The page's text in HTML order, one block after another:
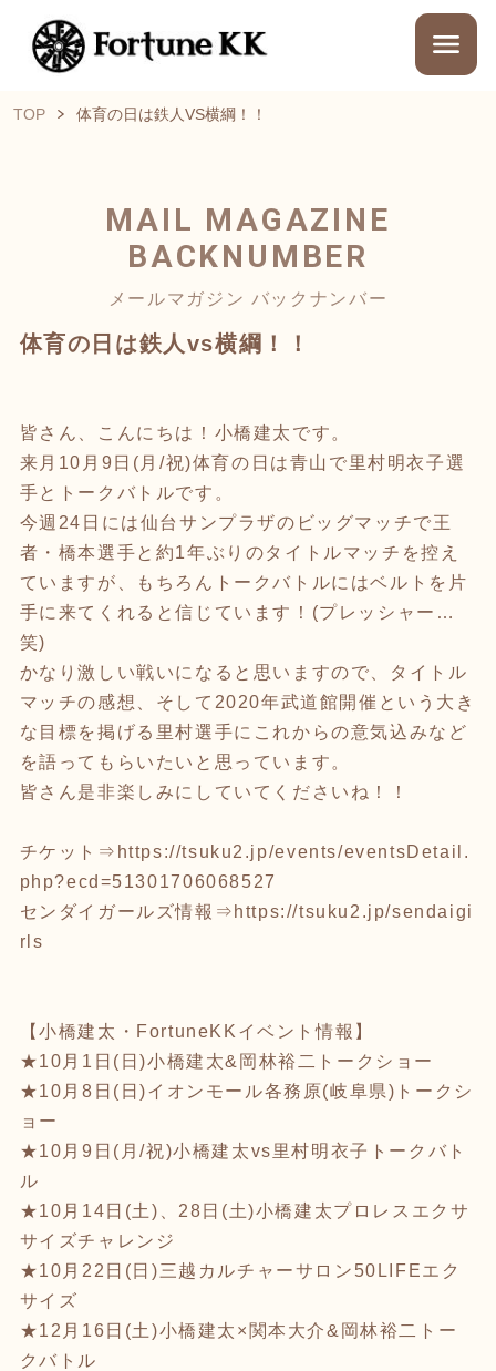
TOP 体育の日は鉄人VS横綱！！
MAIL MAGAZINE
BACKNUMBER
メールマガジン バックナンバー
体育の日は鉄人vs横綱！！
皆さん、こんにちは！小橋建太です。
来月10月9日(月/祝)体育の日は青山で里村明衣子選
手とトークバトルです。
今週24日には仙台サンプラザのビッグマッチで王
者・橋本選手と約1年ぶりのタイトルマッチを控え
ていますが、もちろんトークバトルにはベルトを片
手に来てくれると信じています！(プレッシャー…
笑)
かなり激しい戦いになると思いますので、タイトル
マッチの感想、そして2020年武道館開催という大き
な目標を掲げる里村選手にこれからの意気込みなど
を語ってもらいたいと思っています。
皆さん是非楽しみにしていてくださいね！！
チケット⇒ https://tsuku2.jp/events/eventsDetail.
php?ecd=51301706068527
センダイガールズ情報⇒ https://tsuku2.jp/sendaigi
rls
【小橋建太・FortuneKKイベント情報】
★10月1日(日)小橋建太&岡林裕二トークショー
★10月8日(日)イオンモール各務原(岐阜県)トークシ
ョー
★10月9日(月/祝)小橋建太vs里村明衣子トークバト
ル
★10月14日(土)、28日(土)小橋建太プロレスエクサ
サイズチャレンジ
★10月22日(日)三越カルチャーサロン50LIFEエク
サイズ
★12月16日(土)小橋建太×関本大介&岡林裕二トー
クバトル